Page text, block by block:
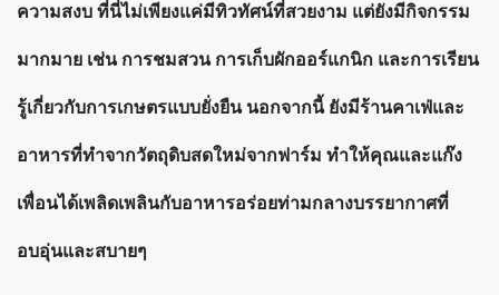
ความสงบ ที่นี่ไม่เพียงแค่มีทิวทัศน์ที่สวยงาม แต่ยังมีกิจกรรม
มากมาย เช่น การชมสวน การเก็บผักออร์แกนิก และการเรียน
รู้เกี่ยวกับการเกษตรแบบยั่งยืน นอกจากนี้ ยังมีร้านคาเฟ่และ
อาหารที่ทำจากวัตถุดิบสดใหม่จากฟาร์ม ทำให้คุณและแก๊ง
เพื่อนได้เพลิดเพลินกับอาหารอร่อยท่ามกลางบรรยากาศที่
อบอุ่นและสบายๆ